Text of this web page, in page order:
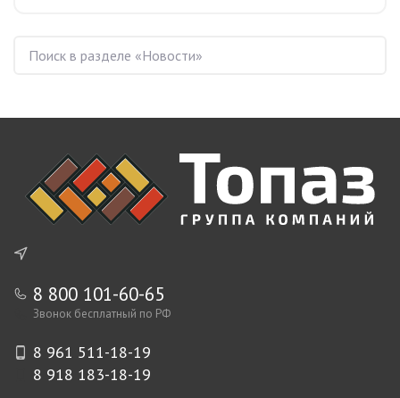
8 800 101-60-65
Звонок бесплатный по РФ
8 961 511-18-19
8 918 183-18-19